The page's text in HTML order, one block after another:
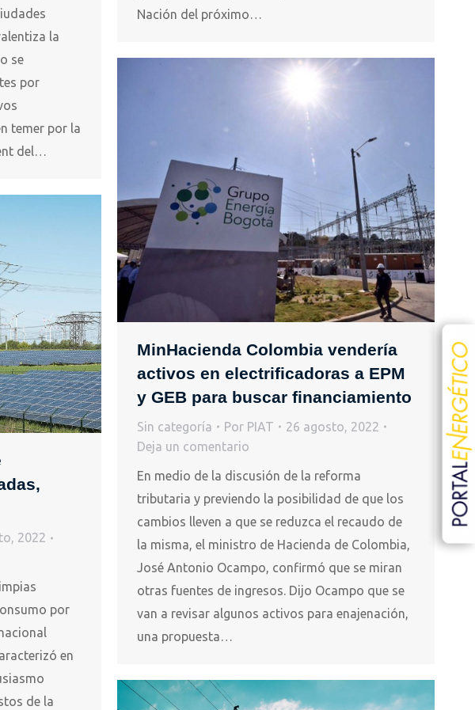
Nación del próximo…
la
se
por
temer por la
del…
MinHacienda Colombia vendería
activos en electrificadoras a EPM
y GEB para buscar financiamiento
Sin categoría Por PIAT
26 agosto, 2022
Deja un comentario
En medio de la discusión de la reforma
tributaria y previendo la posibilidad de que los
cambios lleven a que se reduzca el recaudo de
la misma, el ministro de Hacienda de Colombia,
José Antonio Ocampo, confirmó que se miran
otras fuentes de ingresos. Dijo Ocampo que se
van a revisar algunos activos para enajenación,
una propuesta…
2022
por
en
de la